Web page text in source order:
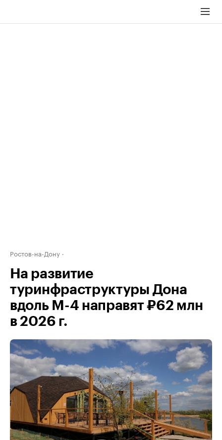
Ростов-на-Дону
На развитие
туринфраструктуры Дона
вдоль М-4 направят ₽62 млн
в 2026 г.